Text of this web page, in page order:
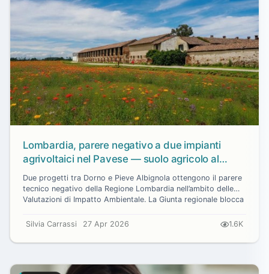
Lombardia, parere negativo a due impianti
agrivoltaici nel Pavese — suolo agricolo al
centro della decisione regionale
Due progetti tra Dorno e Pieve Albignola ottengono il parere
tecnico negativo della Regione Lombardia nell’ambito delle
Valutazioni di Impatto Ambientale. La Giunta regionale blocca
Silvia Carrassi
27 Apr 2026 1.6K